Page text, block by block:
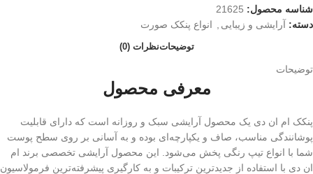
شناسه محصول: 21625
دسته: آرایشی و زیبایی انواع پنکک صورت
توضیحاتنظرات (0)
توضیحات
معرفی محصول
پنکک ام ان دی یک محصول آرایشی سبک و روزانه است که دارای قابلیت
پوشانندگی مناسب، صاف و یکپارچه‌ای بوده و به آسانی بر روی سطح پوست
شما با انواع تیپ رنگی پخش می‌شود. این محصول آرایشی تخصصی برند ام
ان دی با استفاده از جدیدترین ترکیبات و به کارگیری پیشرفته‌ترین فرمولاسیون